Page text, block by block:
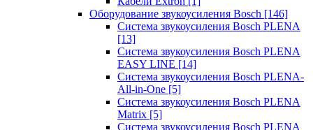
Оборудование звукоусиления Bosch [146]
Система звукоусиления Bosch PLENA
[13]
Система звукоусиления Bosch PLENA
EASY LINE [14]
Система звукоусиления Bosch PLENA-
All-in-One [5]
Система звукоусиления Bosch PLENA
Matrix [5]
Система звукоусиления Bosch PLENA